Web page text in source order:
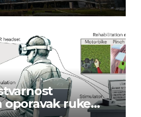
oporavak ruke